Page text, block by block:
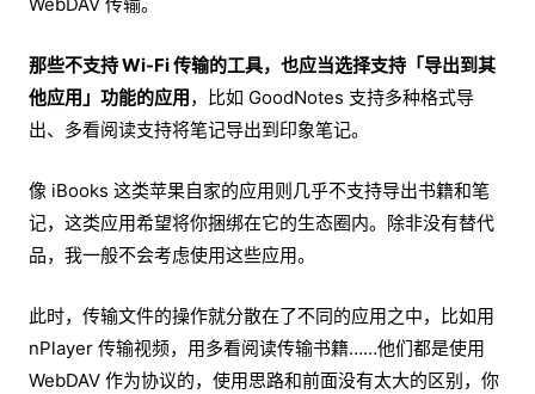
那些不支持 Wi-Fi 传输的工具，也应当选择支持「导出到其
他应用」功能的应用 ，比如 GoodNotes 支持多种格式导
出、多看阅读支持将笔记导出到印象笔记。
像 iBooks 这类苹果自家的应用则几乎不支持导出书籍和笔
记，这类应用希望将你捆绑在它的生态圈内。除非没有替代
品，我一般不会考虑使用这些应用。
此时，传输文件的操作就分散在了不同的应用之中，比如用
nPlayer 传输视频，用多看阅读传输书籍……他们都是使用
WebDAV 作为协议的，使用思路和前面没有太大的区别，你